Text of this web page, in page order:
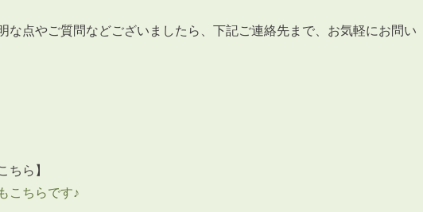
な点やご質問などございましたら、下記ご連絡先まで、お気軽にお問い
ちら】
こちらです♪